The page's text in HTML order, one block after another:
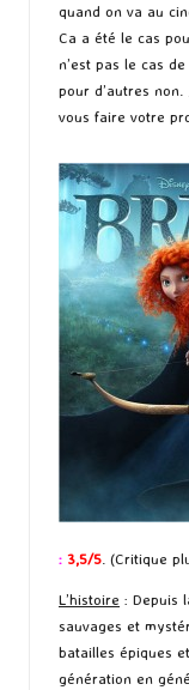
quand on va au
Ca a été le cas
n’est pas le cas
pour d’autres
vous faire votre
: 3,5/5. (Critique
L’histoire : Depuis
sauvages et
batailles épiques
génération en